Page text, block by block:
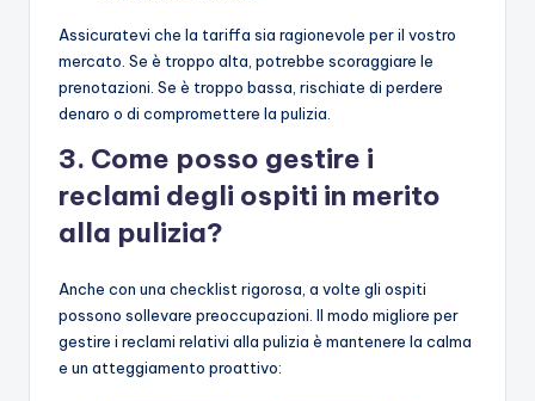
Assicuratevi che la tariffa sia ragionevole per il vostro
mercato. Se è troppo alta, potrebbe scoraggiare le
prenotazioni. Se è troppo bassa, rischiate di perdere
denaro o di compromettere la pulizia.
3. Come posso gestire i
reclami degli ospiti in merito
alla pulizia?
Anche con una checklist rigorosa, a volte gli ospiti
possono sollevare preoccupazioni. Il modo migliore per
gestire i reclami relativi alla pulizia è mantenere la calma
e un atteggiamento proattivo: